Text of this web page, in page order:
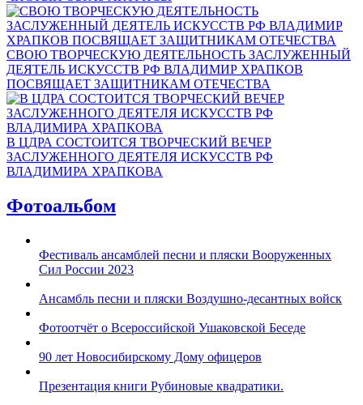
СВОЮ ТВОРЧЕСКУЮ ДЕЯТЕЛЬНОСТЬ ЗАСЛУЖЕННЫЙ
ДЕЯТЕЛЬ ИСКУССТВ РФ ВЛАДИМИР ХРАПКОВ
ПОСВЯЩАЕТ ЗАЩИТНИКАМ ОТЕЧЕСТВА
В ЦДРА СОСТОИТСЯ ТВОРЧЕСКИЙ ВЕЧЕР
ЗАСЛУЖЕННОГО ДЕЯТЕЛЯ ИСКУССТВ РФ
ВЛАДИМИРА ХРАПКОВА
Фотоальбом
Фестиваль ансамблей песни и пляски Вооруженных
Сил России 2023
Ансамбль песни и пляски Воздушно-десантных войск
Фотоотчёт о Всероссийской Ушаковской Беседе
90 лет Новосибирскому Дому офицеров
Презентация книги Рубиновые квадратики.